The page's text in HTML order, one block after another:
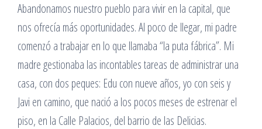
Abandonamos nuestro pueblo para vivir en la capital, que
nos ofrecía más oportunidades. Al poco de llegar, mi padre
comenzó a trabajar en lo que llamaba “la puta fábrica”. Mi
madre gestionaba las incontables tareas de administrar una
casa, con dos peques: Edu con nueve años, yo con seis y
Javi en camino, que nació a los pocos meses de estrenar el
piso, en la Calle Palacios, del barrio de las Delicias.